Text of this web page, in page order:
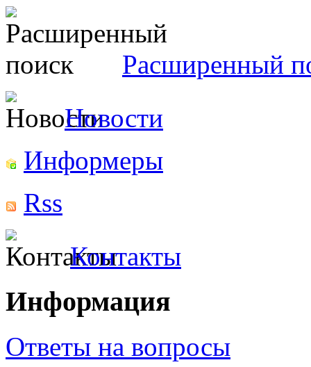
Расширенный
Новости
Информеры
Rss
Контакты
Информация
Ответы на вопросы